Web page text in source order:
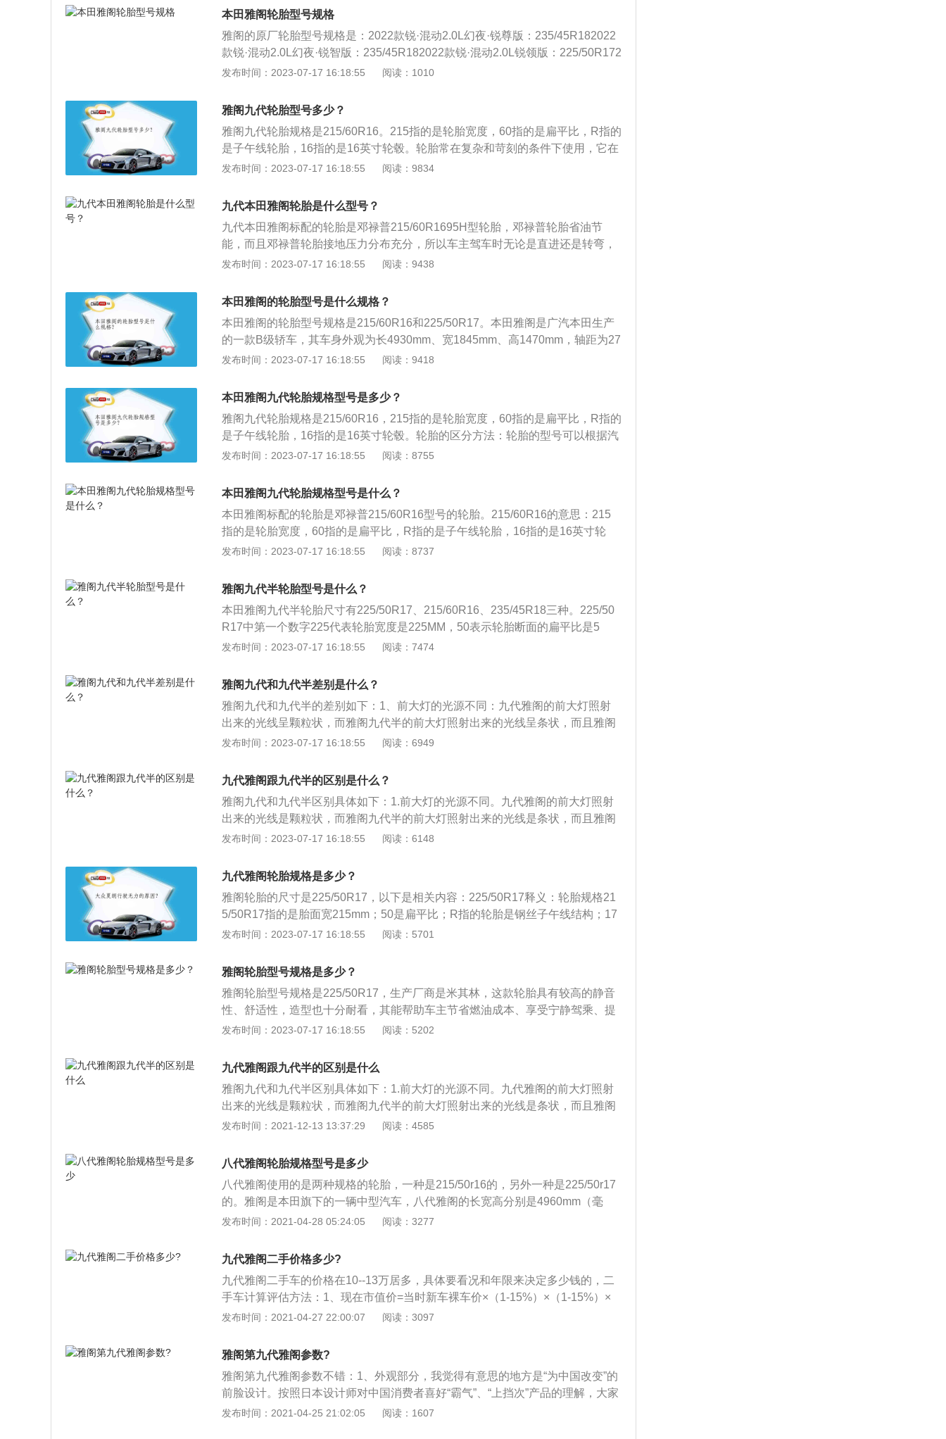
版、雅阁2016款2.4L舒适版、雅阁2016款2.4L智睿版、雅阁2016款2.4LEX新春
限量特装版、雅阁2016款2.4L豪华版、雅阁2016款2.4L智尊版。轮胎尺寸为235/
45R18有以下车型：雅阁2014款3.0LVTI尊贵版、雅阁2014款3.0LEXLN旗舰
2.0L锐领版、雅阁2016款混动2.0L锐尊版。以雅阁2016款2.0L豪华版为例，长宽
16。以雅阁2016款混动2.0L锐尊版为例，长宽高为4915mm、1845mm、1470m
m，轴距为2775mm，前后轮胎规格为235/45R18。以雅阁2016款2.4L智尊版为
例，长宽高为4915mm、1845mm、1470mm，轴距为2775mm，前后轮胎规格为
225/50R17。（数据来源于百度有驾）
自然吸气发动机最大输出功率为137kW(186Ps)。传动系统采用优化的CVT变速
箱，提高了传动效率。
本田雅阁轮胎型号规格
雅阁的原厂轮胎型号规格是：2022款锐·混动2.0L幻夜·锐尊版：235/45R182022
款锐·混动2.0L幻夜·锐智版：235/45R182022款锐·混动2.0L锐领版：225/50R172
022款锐·混动2.0L锐酷版：225/50R172022款260TURBOCVT幻夜·旗舰版：23
VT豪华版：225/50R172022款260TURBOCVT舒适版：225/50R172022款260T
URBOCVT舒享版：215/60R162021款260TURBO豪华星空限量版：225/50R17
轮胎常在复杂和苛刻的条件下使用，其在行驶时承受着各种变形、负荷、力以及
高低温作用，因此必须具有较高的承载性能、牵引性能、缓冲性能。雅阁是一款
由本田技研工业株式会社推出的中型车，该车长宽高分别是4893mm、1862m
田雅阁配备了电子助力转向系统、碰撞缓解制动系统、紧急刹车警示系统、盲区
显示系统、电子驻车制动系统、自动驻车系统和车辆稳定性控制系统，雅阁前悬
挂系统为麦弗逊独立悬挂，后悬挂系统为多连杆独立悬挂。
发布时间：2023-07-17 16:18:55 阅读：1010
雅阁九代轮胎型号多少？
雅阁九代轮胎规格是215/60R16。215指的是轮胎宽度，60指的是扁平比，R指的
是子午线轮胎，16指的是16英寸轮毂。轮胎常在复杂和苛刻的条件下使用，它在
行驶时承受着各种变形、负荷、力以及高低温作用，因此必须具有较高的承载性
阻力与生热性。雅阁九代的车身尺寸长宽高分别为4960mm、1860mm、1480m
m，轴距为2800mm。雅阁九代采用的2.4发动机是新地球梦系列发动机，采用缸
内直喷技术。
发布时间：2023-07-17 16:18:55 阅读：9834
九代本田雅阁轮胎是什么型号？
九代本田雅阁标配的轮胎是邓禄普215/60R1695H型轮胎，邓禄普轮胎省油节
能，而且邓禄普轮胎接地压力分布充分，所以车主驾车时无论是直进还是转弯，
都能有一个较为可靠的行驶稳定性与路感。九代本田雅阁长宽高分别为4930m
工作模式：1、在低负荷下，断开混合动力系统与汽油发动机之间的离合器，单
独由用锂电池内储存的电能驱动的两颗电动机驱动车轮；2、在一般驾驶情况
下，离合器依旧保持断开状态，发动机低速运转为电池充电，电能供给给电动机
进行驱动；3、在高速巡航下，混合动力系统和汽油发动机之间的离合器进行连
接，将发动机的动力传动至车轮，由汽油发动机驱动车辆；4、在激烈驾驶、需
发布时间：2023-07-17 16:18:55 阅读：9438
本田雅阁的轮胎型号是什么规格？
本田雅阁的轮胎型号规格是215/60R16和225/50R17。本田雅阁是广汽本田生产
的一款B级轿车，其车身外观为长4930mm、宽1845mm、高1470mm，轴距为27
75mm。本田雅阁配备了电子助力转向系统、碰撞缓解制动系统、紧急刹车警示
统，雅阁前悬挂系统为麦弗逊独立悬挂，后悬挂系统为多连杆独立悬挂。
发布时间：2023-07-17 16:18:55 阅读：9418
本田雅阁九代轮胎规格型号是多少？
雅阁九代轮胎规格是215/60R16，215指的是轮胎宽度，60指的是扁平比，R指的
是子午线轮胎，16指的是16英寸轮毂。轮胎的区分方法：轮胎的型号可以根据汽
车轮胎侧面的数据来进行分别。一般车胎的侧面会标有轮胎的宽度，高宽比、轮
买。轮胎型号的意义：在轮胎的侧面会标有一串数字，这些数字分开，一般开头
的三位数字是指汽车轮胎的宽度，一般情况下轮胎的宽度是在145到285之间，同
时汽车的排量不同也会导致使用轮胎规格的不同。
发布时间：2023-07-17 16:18:55 阅读：8755
本田雅阁九代轮胎规格型号是什么？
本田雅阁标配的轮胎是邓禄普215/60R16型号的轮胎。215/60R16的意思：215
指的是轮胎宽度，60指的是扁平比，R指的是子午线轮胎，16指的是16英寸轮
毂。邓禄普轮胎的优点：邓禄普轮胎操控性能好，各项性能较均衡，使用寿命也
普轮胎省油节能，而且邓禄普轮胎接地压力分布充分，所以车主驾车时无论是直
进还是转弯，都能有一个较为可靠地行驶稳定性与路感。
发布时间：2023-07-17 16:18:55 阅读：8737
雅阁九代半轮胎型号是什么？
本田雅阁九代半轮胎尺寸有225/50R17、215/60R16、235/45R18三种。225/50
R17中第一个数字225代表轮胎宽度是225MM，50表示轮胎断面的扁平比是5
0%，即断面高度是宽度的50%，17代表轮辋直径是17英寸，中间字母“R”表示子
扁平比是60%，即断面高度是宽度的60%，16代表轮辋直径是16英寸，中间字
母“R”表示子午胎。235/45R18中第一个数字235代表轮胎宽度是235MM，45表示
轮胎断面的扁平比是45%，即断面高度是宽度的45%，18代表轮辋直径是18英
寸，中间字母“R”表示子午胎。雅阁九代半采用邓禄普轮胎，使用寿命较长，备胎
尺寸为非全尺寸。如果想自主更换轮胎，可以按照以下流程操作：取出备胎和千
分；升起千斤顶直到其支撑着汽车，千斤顶应位于车辆之下，检查并确保千斤顶
与地面呈直角；卸下毂盖，以逆时针方向松开螺母，切勿把螺母完全松开，只要
足以消除阻力即可，当第一次松开螺母时，把轮胎保持在地上能确保转动的是螺
全拆下螺母；把新轮胎放在轮毂上，小心地把轮胎轮辋和车轮螺栓对齐，装上轮
号，轮胎上还标有以下常用数据：胎体帘线材料：以汉语拼音表示，如M-棉帘
布，R-人造丝帘布，N-尼龙帘布，G-钢丝帘布，ZG-钢丝子午线帘布轮胎。速度
等级：表明轮胎在规定条件下承载规定负荷的最高速度。字母A至Z代表轮胎从4.
8km/h到300km/h的认证速度等级。常用的速度等级有：Q：160km/h；H：210k
的轮辋规格。便于实际使用，如：标准轮辋5.00F。
发布时间：2023-07-17 16:18:55 阅读：7474
雅阁九代和九代半差别是什么？
雅阁九代和九代半的差别如下：1、前大灯的光源不同：九代雅阁的前大灯照射
出来的光线呈颗粒状，而雅阁九代半的前大灯照射出来的光线呈条状，而且雅阁
九代半的光源更亮，照的也更远。2、动力方面：雅阁九代半的2.0豪华版所配备
式，不像直喷发动机那样更容易积碳。3、车型方面：雅阁九代半2.0豪华版是后
多连杆式独立悬架，后排乘客的乘坐舒适性感受更好。4、配置方面：雅阁九代
半2.0l豪华版有配备esp、胎压监测、自动驻车、上坡辅助、倒车雷达，该有的主
流配置也已经都有配备。而雅阁九代就没有这么高的配置。5、外观方面：雅阁
九代半进气格栅前脸的镀铬面积，有所变小，显得清秀了很多。
发布时间：2023-07-17 16:18:55 阅读：6949
九代雅阁跟九代半的区别是什么？
雅阁九代和九代半区别具体如下：1.前大灯的光源不同。九代雅阁的前大灯照射
出来的光线是颗粒状，而雅阁九代半的前大灯照射出来的光线是条状，而且雅阁
九代半的光源更亮，照的也更远。2.配置方面。雅阁九代半2.0l豪华版有配备es
经都配备了。而雅阁九代就没有这么高的配置。3.外观方面。雅阁九代半进气格
栅前脸的镀铬面积，有所变小。
发布时间：2023-07-17 16:18:55 阅读：6148
九代雅阁轮胎规格是多少？
雅阁轮胎的尺寸是225/50R17，以下是相关内容：225/50R17释义：轮胎规格21
5/50R17指的是胎面宽215mm；50是扁平比；R指的轮胎是钢丝子午线结构；17
指的是钢圈直径是17英寸。雅阁轮胎简介：雅阁轮胎采用的是尺寸为225/50R17
它能帮助车主节省燃油成本、享受宁静驾乘、提高行驶里程。汽车轮胎作用：汽
车轮胎是汽车的重要部件之一，直接与路面接触，和汽车悬架共同来缓和汽车行
驶时所受到的冲击，保证汽车有良好的乘座舒适性和行驶平顺性。
发布时间：2023-07-17 16:18:55 阅读：5701
雅阁轮胎型号规格是多少？
雅阁轮胎型号规格是225/50R17，生产厂商是米其林，这款轮胎具有较高的静音
性、舒适性，造型也十分耐看，其能帮助车主节省燃油成本、享受宁静驾乘、提
高行驶里程。轮胎常在复杂和苛刻的条件下使用，其在行驶时承受着各种变形、
能。雅阁是一款由本田技研工业株式会社推出的中型房车，该车长宽高分别是48
93mm、1862mm、1449mm，轴距是2830mm，采用了前双叉臂后5连杆双叉臂
式独立悬挂。
发布时间：2023-07-17 16:18:55 阅读：5202
九代雅阁跟九代半的区别是什么
雅阁九代和九代半区别具体如下：1.前大灯的光源不同。九代雅阁的前大灯照射
出来的光线是颗粒状，而雅阁九代半的前大灯照射出来的光线是条状，而且雅阁
九代半的光源更亮，照的也更远。2.配置方面。雅阁九代半2.0l豪华版有配备es
经都配备了。而雅阁九代就没有这么高的配置。3.外观方面。雅阁九代半进气格
栅前脸的镀铬面积，有所变小。
发布时间：2021-12-13 13:37:29 阅读：4585
八代雅阁轮胎规格型号是多少
八代雅阁使用的是两种规格的轮胎，一种是215/50r16的，另外一种是225/50r17
的。雅阁是本田旗下的一辆中型汽车，八代雅阁的长宽高分别是4960mm（毫
米），1860mm（毫米），1480mm（毫米），轴距为2800mm（毫米）。八代
动机，3.5升自然吸气发动机。 2.0升自然吸气发动机具有156马力和189牛米的最
大扭矩，这款发动机的最大功率转速为6300转每分钟，最大扭矩转速为4300转每
分钟。这款发动机配备了i-vtec技术和多点电喷技术，而且使用的是铝合金缸盖缸
体。 2.4升自然吸气发动机具有179马力和225牛米的最大扭矩，这款发动机的最
大功率转速为6500转每分钟，最大扭矩转速为4500转每分钟。这款发动机配备了
机具有280马力和339牛米的最大扭矩，这款发动机的最大功率转速为6200转每
分钟，最大扭矩转速为5000转每分钟。这款发动机配备了i-vtec技术和多点电喷
技术，而且使用的是铝合金缸盖缸体。八代雅阁的前悬架使用的是双横臂独立悬
发布时间：2021-04-28 05:24:05 阅读：3277
九代雅阁二手价格多少?
九代雅阁二手车的价格在10--13万居多，具体要看况和年限来决定多少钱的，二
手车计算评估方法：1、现在市值价=当时新车裸车价×（1-15%）×（1-15%）×
（1-15%）×...，即每年递减15%左右，满几年就乘以多少个（1-15%）；2、看
比例加上去；3、手续齐全，购车发票、钥匙齐备（一般2把）、说明书、工具
箱、灭火器、应急工具、三脚架等一应俱全，且一直在4s店保养、维修维护的，
可适当提价，具体看个人；4、看是否有过重大事故，否则再在现在市值价上折
价30%-50%+；5、试驾，直观感受，最好城市道路和高速都跑跑，看换挡是否顺
畅，刹车是否正常，方向是否跑偏，是否有异响，中控是否完好，玻璃是否完
发布时间：2021-04-27 22:00:07 阅读：3097
雅阁第九代雅阁参数?
雅阁第九代雅阁参数不错：1、外观部分，我觉得有意思的地方是“为中国改变”的
前脸设计。按照日本设计师对中国消费者喜好“霸气”、“上挡次”产品的理解，大家
看到了国产第九代雅阁夸张的巨幅镀铬进气格栅；2、第九代雅阁的内饰着重提
发布时间：2021-04-25 21:02:05 阅读：1607